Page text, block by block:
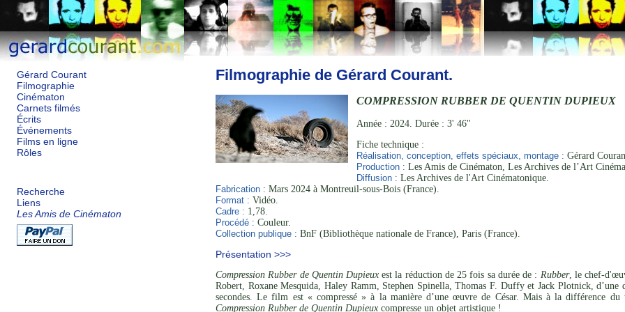
Gérard Courant
Filmographie
Cinématon
Carnets filmés
Écrits
Événements
Films en ligne
Rôles
Recherche
Liens
Les Amis de Cinématon
Filmographie de Gérard Courant.
COMPRESSION RUBBER DE QUENTIN DUPIEUX
Année : 2024. Durée : 3' 46''
Fiche technique :
Réalisation, conception, effets spéciaux, montage : Gérard
Production : Les Amis de Cinématon, Les Archives de l’Art
Diffusion : Les Archives de l'Art Cinématonique.
Fabrication : Mars 2024 à Montreuil-sous-Bois (France).
Format : Vidéo.
Cadre : 1,78.
Procédé : Couleur.
Collection publique : BnF (Bibliothèque nationale de France), Paris (France).
Présentation >>>
Compression Rubber de Quentin Dupieux est la réduction de 25 fois sa durée de : Rubber, le chef-
Robert, Roxane Mesquida, Haley Ramm, Stephen Spinella, Thomas F. Duffy et Jack Plotnick,
secondes. Le film est « compressé » à la manière d’une œuvre de César. Mais à la différence
Compression Rubber de Quentin Dupieux compresse un objet artistique !